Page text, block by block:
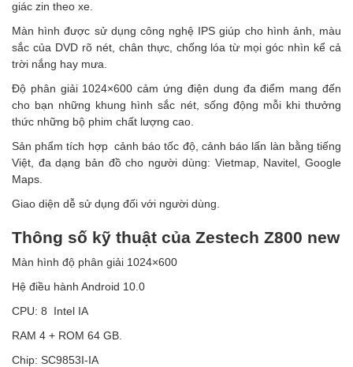
giác zin theo xe.
Màn hình được sử dụng công nghệ IPS giúp cho hình ảnh, màu
sắc của DVD rõ nét, chân thực, chống lóa từ mọi góc nhìn kể cả
trời nắng hay mưa.
Độ phân giải 1024×600 cảm ứng điện dung đa điểm mang đến
cho bạn những khung hình sắc nét, sống động mỗi khi thưởng
thức những bộ phim chất lượng cao.
Sản phẩm tích hợp cảnh báo tốc độ, cảnh báo lấn làn bằng tiếng
Việt, đa dạng bản đồ cho người dùng: Vietmap, Navitel, Google
Maps.
Giao diện dễ sử dụng đối với người dùng.
Thông số kỹ thuật của Zestech Z800 new
Màn hình độ phân giải 1024×600
Hệ điều hành Android 10.0
CPU: 8 Intel IA
RAM 4 + ROM 64 GB.
Chip: SC9853I-IA